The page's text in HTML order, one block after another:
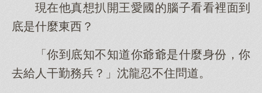
現在他真想扒開王愛國的腦子看看裡面到
底是什麼東西？
「你到底知不知道你爺爺是什麼身份，你
去給人干勤務兵？」沈龍忍不住問道。